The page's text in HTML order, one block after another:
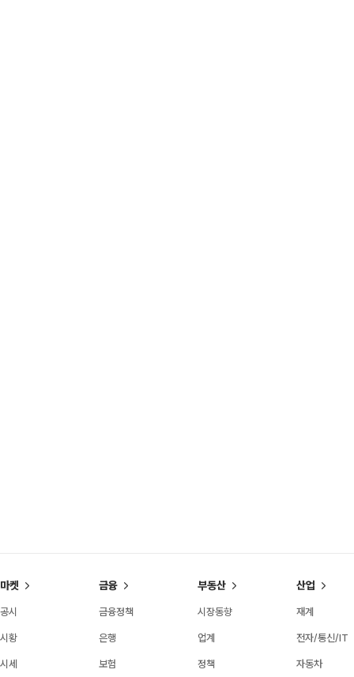
마켓
공시
시황
시세
금융
금융정책
은행
보험
부동산
시장동향
업계
정책
산업
재계
전자/통신/IT
자동차